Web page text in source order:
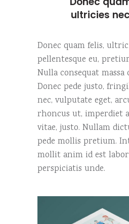
ultricies
Donec quam felis,
pellentesque eu,
Nulla consequat massa
Donec pede justo,
nec, vulputate eget,
rhoncus ut, imperdiet
vitae, justo. Nullam
pede mollis pretium.
mollit anim id est
perspiciatis unde.